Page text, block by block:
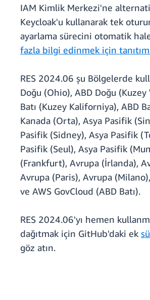
IAM Kimlik Merkezi'ne
Keycloak'u kullanarak tek
ayarlama sürecini otomatik
fazla bilgi edinmek için tanıtım
RES 2024.06 şu Bölgelerde
Doğu (Ohio), ABD Doğu
Batı (Kuzey Kaliforniya), ABD
Kanada (Orta), Asya Pasifik
Pasifik (Sidney), Asya Pasifik
Pasifik (Seul), Asya Pasifik
(Frankfurt), Avrupa (İrlanda),
Avrupa (Paris), Avrupa
ve AWS GovCloud (ABD Batı).
RES 2024.06'yı hemen
dağıtmak için GitHub'daki ek
göz atın.